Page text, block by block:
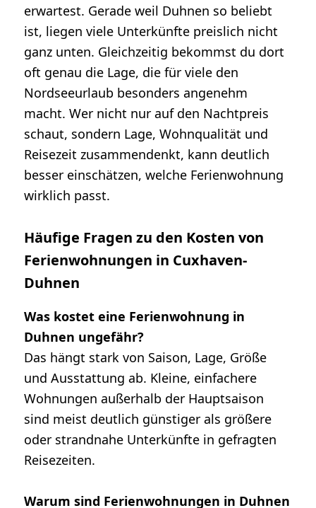
erwartest. Gerade weil Duhnen so beliebt
ist, liegen viele Unterkünfte preislich nicht
ganz unten. Gleichzeitig bekommst du dort
oft genau die Lage, die für viele den
Nordseeurlaub besonders angenehm
macht. Wer nicht nur auf den Nachtpreis
schaut, sondern Lage, Wohnqualität und
Reisezeit zusammendenkt, kann deutlich
besser einschätzen, welche Ferienwohnung
wirklich passt.
Häufige Fragen zu den Kosten von
Ferienwohnungen in Cuxhaven-
Duhnen
Was kostet eine Ferienwohnung in
Duhnen ungefähr?
Das hängt stark von Saison, Lage, Größe
und Ausstattung ab. Kleine, einfachere
Wohnungen außerhalb der Hauptsaison
sind meist deutlich günstiger als größere
oder strandnahe Unterkünfte in gefragten
Reisezeiten.
Warum sind Ferienwohnungen in Duhnen